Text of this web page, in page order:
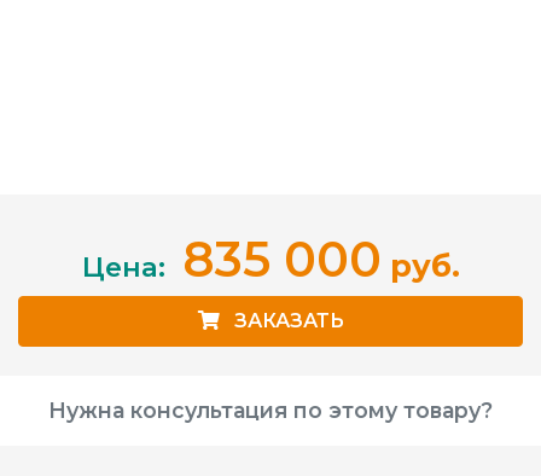
Цена: 835 000 руб.
ЗАКАЗАТЬ
Нужна консультация по этому товару?